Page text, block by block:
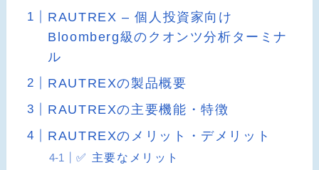
RAUTREX – 個人投資家向け
Bloomberg級のクオンツ分析ターミナ
ル
RAUTREXの製品概要
RAUTREXの主要機能・特徴
RAUTREXのメリット・デメリット
✅ 主要なメリット